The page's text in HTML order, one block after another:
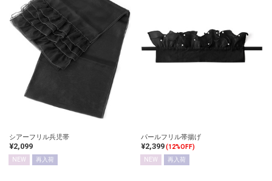
シアーフリル兵児帯
¥2,099
NEW 再入荷
パールフリル帯揚げ
¥2,399(12%OFF)
NEW
再入荷